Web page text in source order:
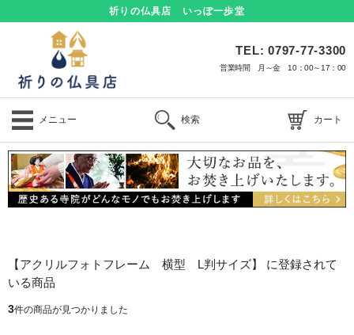
祈りの仏具店 いっぽ一歩堂
TEL: 0797-77-3300
営業時間 月～金 10：00～17：00
メニュー 検索 カート
【アクリルフォトフレーム 横型 L判サイズ】 に登録されて
いる商品
3件の商品が見つかりました